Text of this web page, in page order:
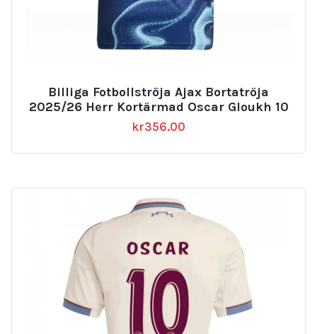
Billiga Fotbollströja Ajax Bortatröja
2025/26 Herr Kortärmad Oscar Gloukh 10
kr356.00